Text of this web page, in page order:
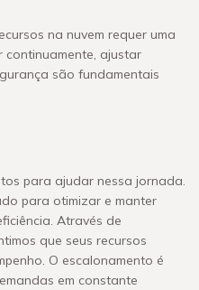
na nuvem requer uma
ajustar
são fundamentais
para ajudar nessa jornada.
para otimizar e manter
Através de
que seus recursos
O escalonamento é
em constante